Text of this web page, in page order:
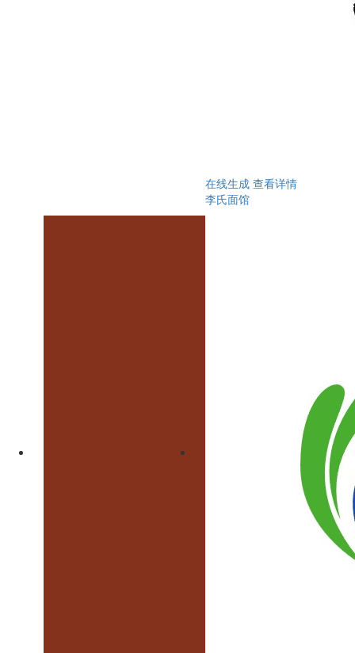
在线生成 查看详情
李氏面馆